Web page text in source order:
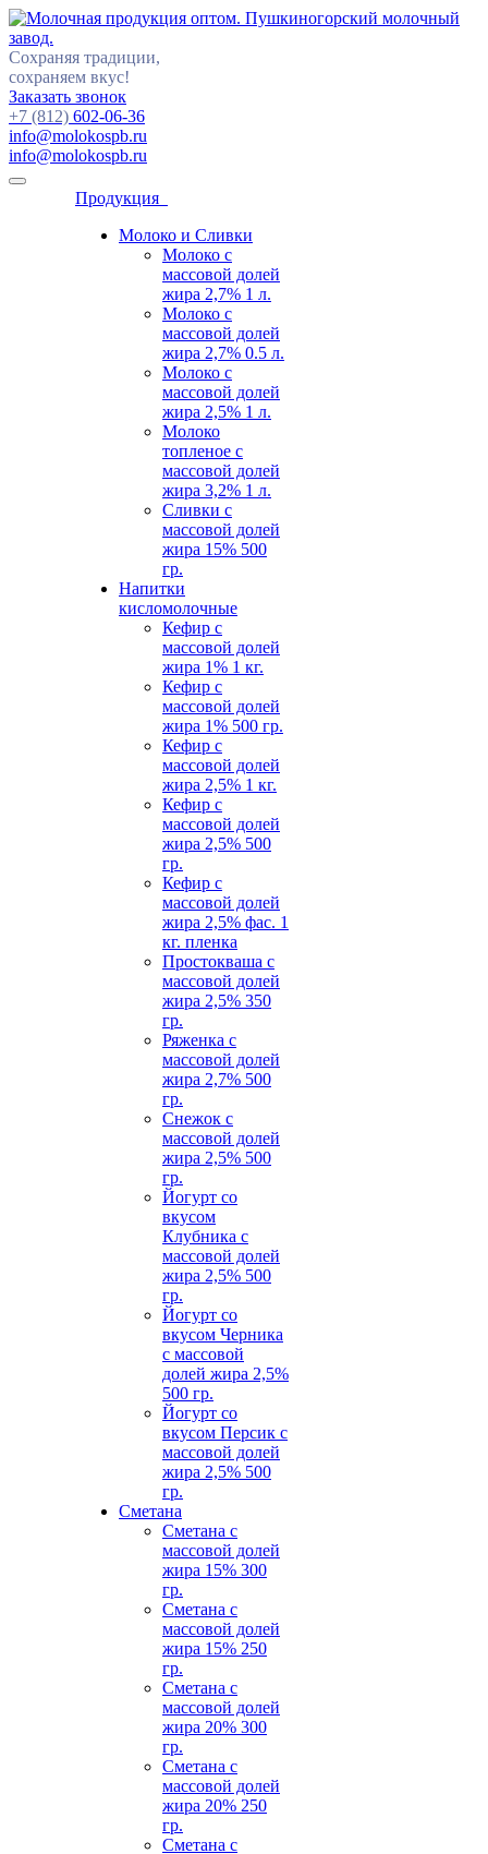
Сохраняя традиции,
сохраняем вкус!
Заказать звонок
+7 (812) 602-06-36
info@molokospb.ru
info@molokospb.ru
Продукция
Молоко и Сливки
Молоко с
массовой долей
жира 2,7% 1 л.
Молоко с
массовой долей
жира 2,7% 0.5 л.
Молоко с
массовой долей
жира 2,5% 1 л.
Молоко
топленое с
массовой долей
жира 3,2% 1 л.
Сливки с
массовой долей
жира 15% 500
гр.
Hапитки
кисломолочные
Кефир с
массовой долей
жира 1% 1 кг.
Кефир с
массовой долей
жира 1% 500 гр.
Кефир с
массовой долей
жира 2,5% 1 кг.
Кефир с
массовой долей
жира 2,5% 500
гр.
Кефир с
массовой долей
жира 2,5% фас. 1
кг. пленка
Простокваша с
массовой долей
жира 2,5% 350
гр.
Ряженка с
массовой долей
жира 2,7% 500
гр.
Снежок с
массовой долей
жира 2,5% 500
гр.
Йогурт со
вкусом
Клубника с
массовой долей
жира 2,5% 500
гр.
Йогурт со
вкусом Черника
с массовой
долей жира 2,5%
500 гр.
Йогурт со
вкусом Персик с
массовой долей
жира 2,5% 500
гр.
Сметана
Сметана с
массовой долей
жира 15% 300
гр.
Сметана с
массовой долей
жира 15% 250
гр.
Сметана с
массовой долей
жира 20% 300
гр.
Сметана с
массовой долей
жира 20% 250
гр.
Сметана с